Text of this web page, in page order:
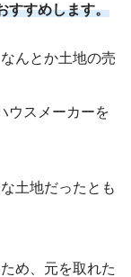
すすめします。
んとか土地の売
ウスメーカーを
土地だったとも
め、元を取れた